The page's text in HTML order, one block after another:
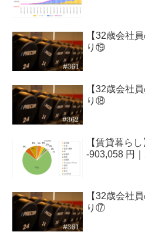
【32歳会社
り⑲
【32歳会社
り⑱
【賃貸暮ら
-903,058 円
【32歳会社
り⑰